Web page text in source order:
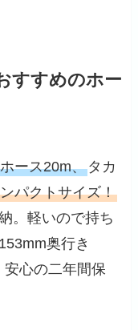
すすめのホー
ース20m、タカ
パクトサイズ！
。軽いので持ち
奥行き
心の二年間保